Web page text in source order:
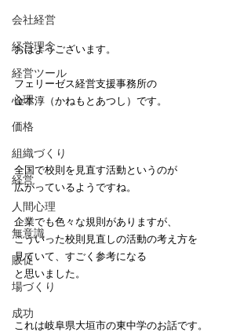
会社経営
経営理念
経営ツール
心理
価格
組織づくり
経営
人間心理
無意識
販促
場づくり
成功
おはようございます。
フェリーゼス経営支援事務所の
金本淳（かねもとあつし）です。
全国で校則を見直す活動というのが
広がっているようですね。
企業でも色々な規則がありますが、
こういった校則見直しの活動の考え方を
見ていて、すごく参考になる
と思いました。
これは岐阜県大垣市の東中学のお話です。